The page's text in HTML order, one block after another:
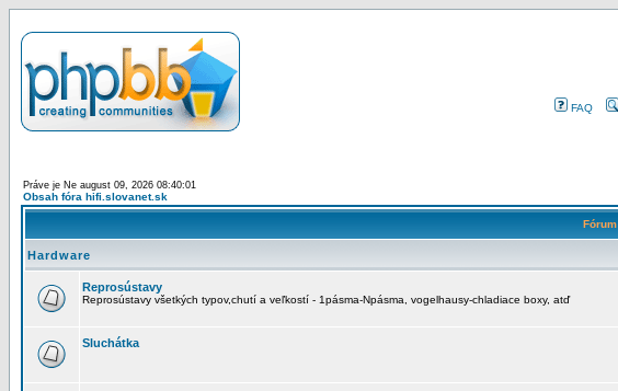
FAQ
Práve je Ne august 09, 2026 08:40:01
Obsah fóra hifi.slovanet.sk
Fórum
Hardware
Reprosústavy
Reprosústavy všetkých typov,chutí a veľkostí - 1pásma-Npásma, vogelhausy-chladiace boxy, atď
Sluchátka